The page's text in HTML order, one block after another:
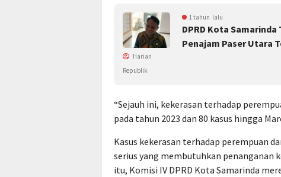
1 tahun lalu
DPRD Kota
Penajam Paser Utara
Harian
Republik
“Sejauh ini, kekerasan terhadap
pada tahun 2023 dan 80 kasus hingga
Kasus kekerasan terhadap perempuan
serius yang membutuhkan penanganan
itu, Komisi IV DPRD Kota Samarinda